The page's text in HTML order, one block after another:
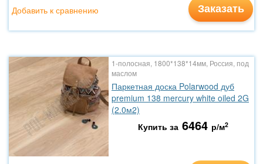
Заказать
Добавить к сравнению
1-полосная, 1800*138*14мм, Россия, под
маслом
Паркетная доска Polarwood дуб
premium 138 mercury white oiled 2G
(2.0м2)
Купить за 6464 р/м2